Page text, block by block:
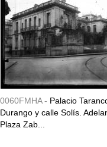
0060FMHA - Palacio
Durango y calle Solís.
Plaza Zab...